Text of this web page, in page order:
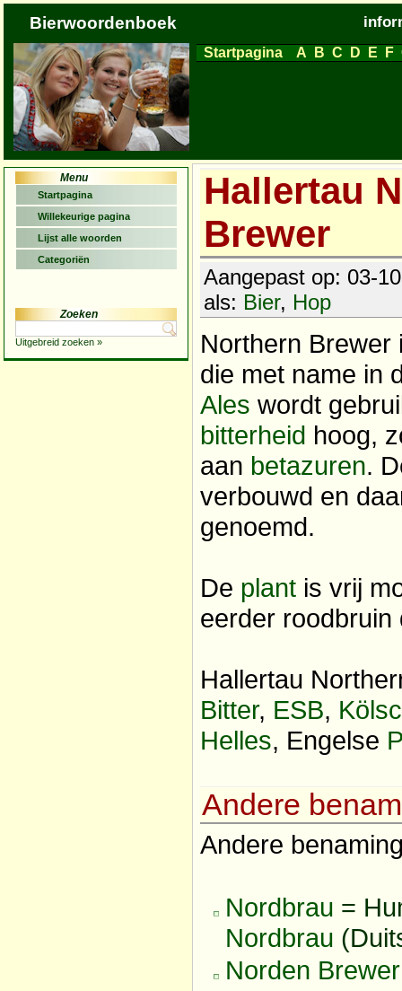
Bierwoordenboek
Startpagina A B C D E F
Menu
Startpagina
Willekeurige pagina
Lijst alle woorden
Categoriën
Zoeken
Uitgebreid zoeken »
Hallertau
Brewer
Aangepast op: 03-
als: Bier, Hop
Northern
die met name in
Ales wordt
bitterheid hoog,
aan betazuren.
verbouwd en
genoemd.
De plant is vrij
eerder roodbruin
Hallertau
Bitter, ESB,
Helles, Engelse
Andere
Andere
Nordbrau =
Nordbrau
Norden Brewer